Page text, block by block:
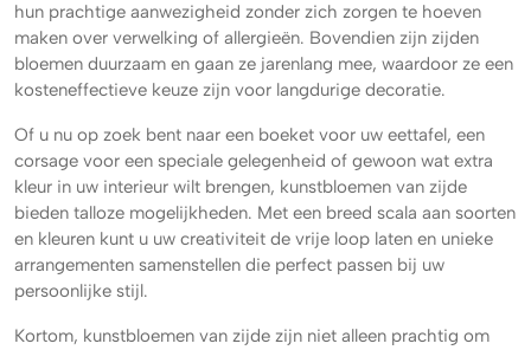
hun prachtige aanwezigheid zonder zich zorgen te hoeven
maken over verwelking of allergieën. Bovendien zijn zijden
bloemen duurzaam en gaan ze jarenlang mee, waardoor ze een
kosteneffectieve keuze zijn voor langdurige decoratie.
Of u nu op zoek bent naar een boeket voor uw eettafel, een
corsage voor een speciale gelegenheid of gewoon wat extra
kleur in uw interieur wilt brengen, kunstbloemen van zijde
bieden talloze mogelijkheden. Met een breed scala aan soorten
en kleuren kunt u uw creativiteit de vrije loop laten en unieke
arrangementen samenstellen die perfect passen bij uw
persoonlijke stijl.
Kortom, kunstbloemen van zijde zijn niet alleen prachtig om